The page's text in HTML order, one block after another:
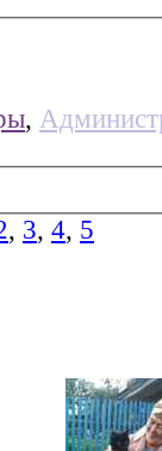
,
, 3, 4, 5